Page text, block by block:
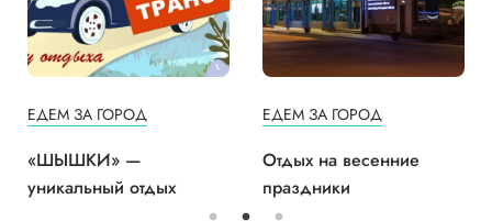
ЕДЕМ ЗА ГОРОД
«ШЫШКИ» —
уникальный отдых
ЕДЕМ ЗА ГОРОД
Отдых на весенние
праздники